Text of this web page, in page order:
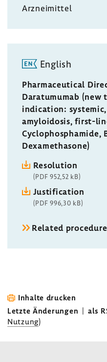
Arznei­mittel
English
Pharmaceutical
Daratumumab (new
indication:
amyloidosis, first-
Cyclophosphamide,
Dexamethasone)
Resolution
(PDF 952,52 kB)
Justification
(PDF 996,30 kB)
Related procedure
Inhalte drucken
Letzte Änderungen | als
Nutzung)